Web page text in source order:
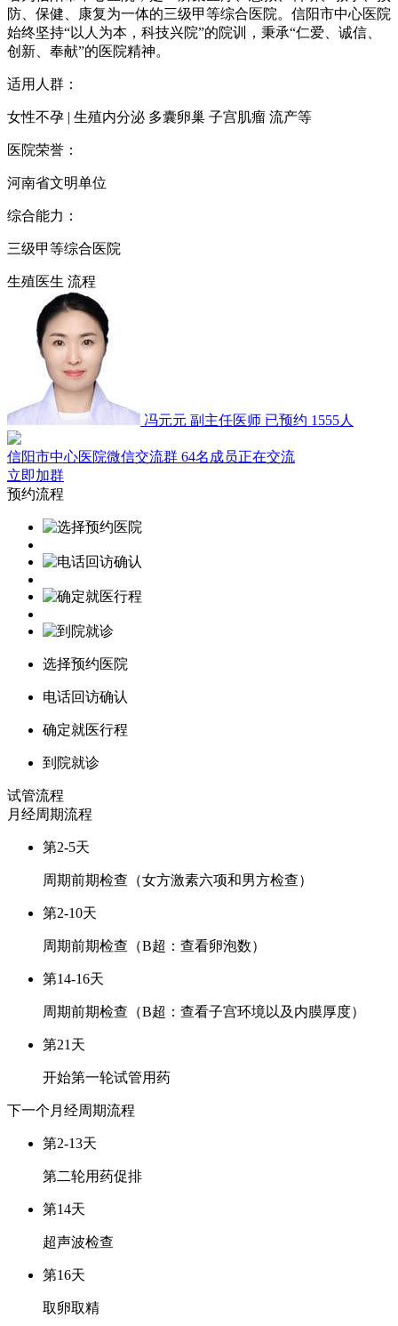
防、保健、康复为一体的三级甲等综合医院。信阳市中心医院
始终坚持“以人为本，科技兴院”的院训，秉承“仁爱、诚信、
创新、奉献”的医院精神。
适用人群：
女性不孕 | 生殖内分泌 多囊卵巢 子宫肌瘤 流产等
医院荣誉：
河南省文明单位
综合能力：
三级甲等综合医院
生殖医生 流程
冯元元 副主任医师 已预约 1555人
信阳市中心医院微信交流群 64名成员正在交流
立即加群
预约流程
选择预约医院
电话回访确认
确定就医行程
到院就诊
试管流程
月经周期流程
第2-5天
周期前期检查（女方激素六项和男方检查）
第2-10天
周期前期检查（B超：查看卵泡数）
第14-16天
周期前期检查（B超：查看子宫环境以及内膜厚度）
第21天
开始第一轮试管用药
下一个月经周期流程
第2-13天
第二轮用药促排
第14天
超声波检查
第16天
取卵取精